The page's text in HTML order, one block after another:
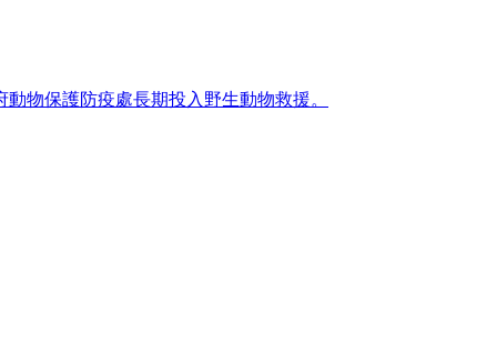
物保護防疫處長期投入野生動物救援。